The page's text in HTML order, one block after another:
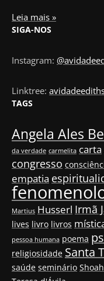
Leia mais »
SIGA-NOS
Instagram:
Linktree:
TAGS
Angela Ales
da verdade carmelita carta
congresso
empatia
Martius Husserl Irmã
lives livro livros
pessoa humana poema
religiosidade Santa
saúde seminário Shoah